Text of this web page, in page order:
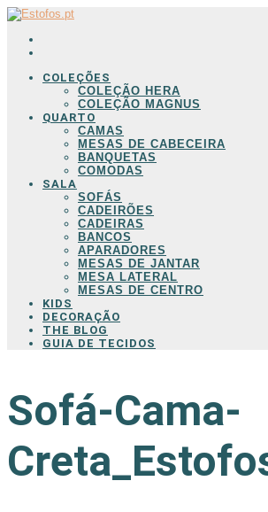
COLEÇÕES
COLEÇÃO HERA
COLEÇÃO MAGNUS
QUARTO
CAMAS
MESAS DE CABECEIRA
BANQUETAS
COMODAS
SALA
SOFÁS
CADEIRÕES
CADEIRAS
BANCOS
APARADORES
MESAS DE JANTAR
MESA LATERAL
MESAS DE CENTRO
KIDS
DECORAÇÃO
THE BLOG
GUIA DE TECIDOS
Sofá-Cama-